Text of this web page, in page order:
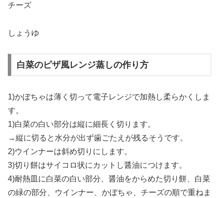
チーズ
しょうゆ
白菜のピザ風レンジ蒸しの作り方
1)かぼちゃは薄く切って電子レンジで加熱し柔らかくしま
す。
1)白菜の白い部分は縦に細長く切ります。
→縦に切ると水分が出ず歯ごたえが残るそうです。
2)ウインナーは斜め切りにします。
3)切り餅はサイコロ状にカットし醤油につけます。
4)耐熱皿に白菜の白い部分、醤油をからめた切り餅、白菜
の緑の部分、ウインナー、かぼちゃ、チーズの順で重ねま